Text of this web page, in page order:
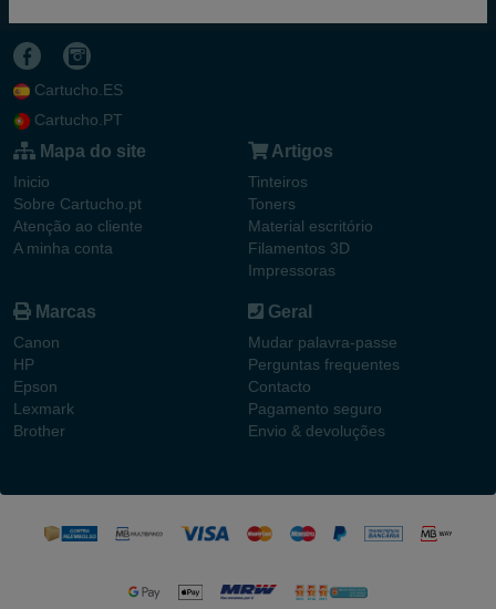
Cartucho.ES
Cartucho.PT
Mapa do site
Inicio
Sobre Cartucho.pt
Atenção ao cliente
A minha conta
Artigos
Tinteiros
Toners
Material escritório
Filamentos 3D
Impressoras
Marcas
Canon
HP
Epson
Lexmark
Brother
Geral
Mudar palavra-passe
Perguntas frequentes
Contacto
Pagamento seguro
Envio & devoluções